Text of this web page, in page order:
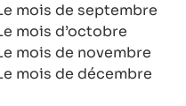
mois de septembre
mois d’octobre
mois de novembre
mois de décembre